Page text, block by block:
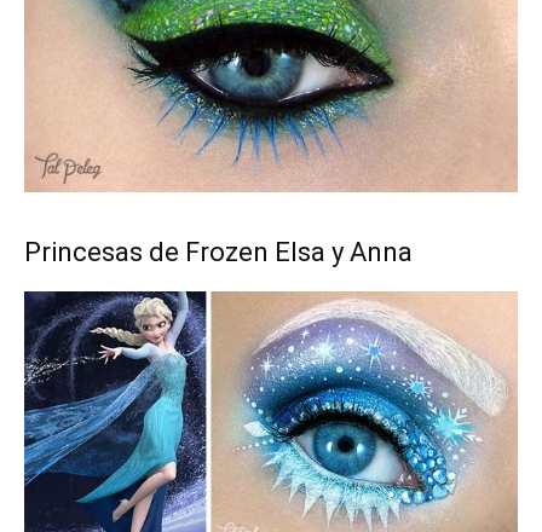
Princesas de Frozen Elsa y Anna